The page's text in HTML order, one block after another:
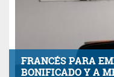
FRANCÉS PARA
BONIFICADO Y A